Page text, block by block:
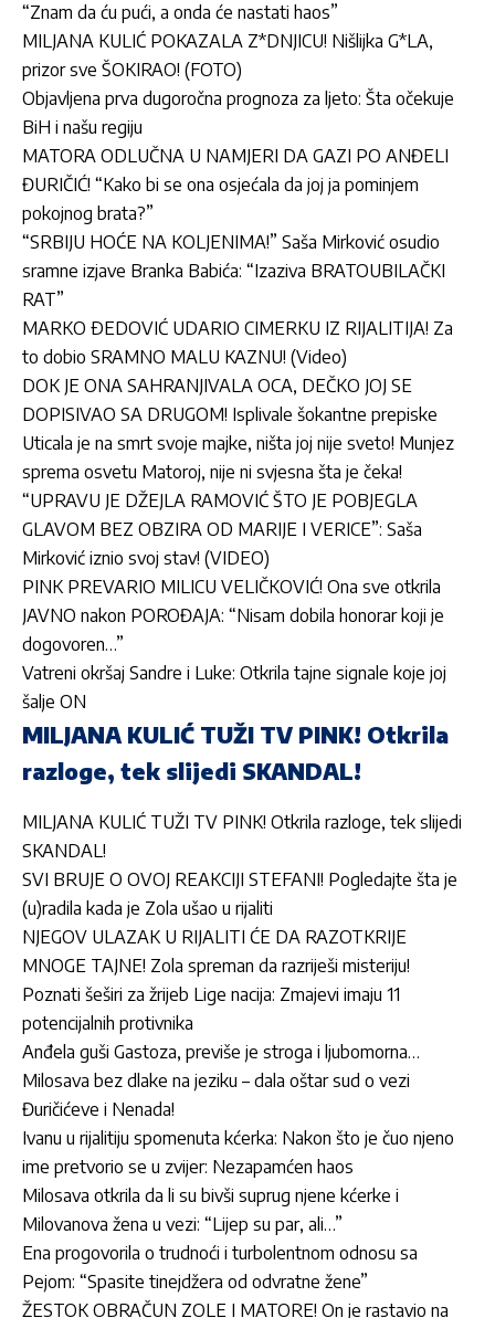
“Znam da ću pući, a onda će nastati haos”
MILJANA KULIĆ POKAZALA Z*DNJICU! Nišlijka G*LA,
prizor sve ŠOKIRAO! (FOTO)
Objavljena prva dugoročna prognoza za ljeto: Šta očekuje
BiH i našu regiju
MATORA ODLUČNA U NAMJERI DA GAZI PO ANĐELI
ĐURIČIĆ! “Kako bi se ona osjećala da joj ja pominjem
pokojnog brata?”
“SRBIJU HOĆE NA KOLJENIMA!” Saša Mirković osudio
sramne izjave Branka Babića: “Izaziva BRATOUBILAČKI
RAT”
MARKO ÐEDOVIĆ UDARIO CIMERKU IZ RIJALITIJA! Za
to dobio SRAMNO MALU KAZNU! (Video)
DOK JE ONA SAHRANJIVALA OCA, DEČKO JOJ SE
DOPISIVAO SA DRUGOM! Isplivale šokantne prepiske
Uticala je na smrt svoje majke, ništa joj nije sveto! Munjez
sprema osvetu Matoroj, nije ni svjesna šta je čeka!
“UPRAVU JE DŽEJLA RAMOVIĆ ŠTO JE POBJEGLA
GLAVOM BEZ OBZIRA OD MARIJE I VERICE”: Saša
Mirković iznio svoj stav! (VIDEO)
PINK PREVARIO MILICU VELIČKOVIĆ! Ona sve otkrila
JAVNO nakon POROĐAJA: “Nisam dobila honorar koji je
dogovoren…”
Vatreni okršaj Sandre i Luke: Otkrila tajne signale koje joj
šalje ON
MILJANA KULIĆ TUŽI TV PINK! Otkrila
razloge, tek slijedi SKANDAL!
MILJANA KULIĆ TUŽI TV PINK! Otkrila razloge, tek slijedi
SKANDAL!
SVI BRUJE O OVOJ REAKCIJI STEFANI! Pogledajte šta je
(u)radila kada je Zola ušao u rijaliti
NJEGOV ULAZAK U RIJALITI ĆE DA RAZOTKRIJE
MNOGE TAJNE! Zola spreman da razriješi misteriju!
Poznati šeširi za žrijeb Lige nacija: Zmajevi imaju 11
potencijalnih protivnika
Anđela guši Gastoza, previše je stroga i ljubomorna…
Milosava bez dlake na jeziku – dala oštar sud o vezi
Đuričićeve i Nenada!
Ivanu u rijalitiju spomenuta kćerka: Nakon što je čuo njeno
ime pretvorio se u zvijer: Nezapamćen haos
Milosava otkrila da li su bivši suprug njene kćerke i
Milovanova žena u vezi: “Lijep su par, ali…”
Ena progovorila o trudnoći i turbolentnom odnosu sa
Pejom: “Spasite tinejdžera od odvratne žene”
ŽESTOK OBRAČUN ZOLE I MATORE! On je rastavio na